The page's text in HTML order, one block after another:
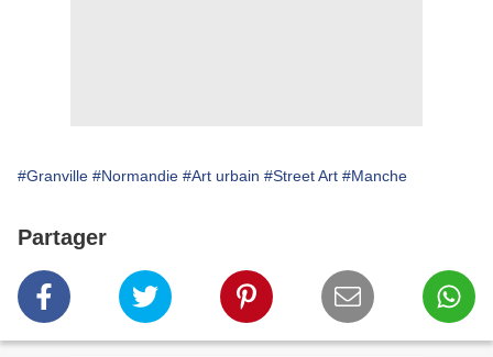
#Granville #Normandie #Art urbain #Street Art #Manche
Partager